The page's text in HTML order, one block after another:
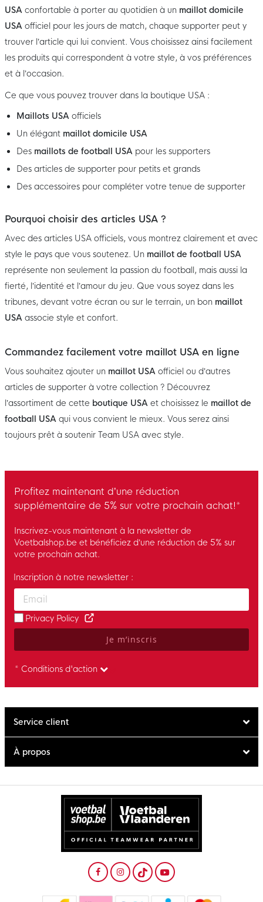
USA confortable à porter au quotidien à un maillot domicile
USA officiel pour les jours de match, chaque supporter peut y
trouver l’article qui lui convient. Vous choisissez ainsi facilement
les produits qui correspondent à votre style, à vos préférences
et à l’occasion.
Ce que vous pouvez trouver dans la boutique USA :
Maillots USA officiels
Un élégant maillot domicile USA
Des maillots de football USA pour les supporters
Des articles de supporter pour petits et grands
Des accessoires pour compléter votre tenue de supporter
Pourquoi choisir des articles USA ?
Avec des articles USA officiels, vous montrez clairement et avec
style le pays que vous soutenez. Un maillot de football USA
représente non seulement la passion du football, mais aussi la
fierté, l’identité et l’amour du jeu. Que vous soyez dans les
tribunes, devant votre écran ou sur le terrain, un bon maillot
USA associe style et confort.
Commandez facilement votre maillot USA en ligne
Vous souhaitez ajouter un maillot USA officiel ou d’autres
articles de supporter à votre collection ? Découvrez
l’assortiment de cette boutique USA et choisissez le maillot de
football USA qui vous convient le mieux. Vous serez ainsi
toujours prêt à soutenir Team USA avec style.
Profitez maintenant d’une réduction
supplémentaire de 5% sur votre prochain achat!*
Inscrivez-vous maintenant à la newsletter de
Voetbalshop.be et bénéficiez d’une réduction de 5% sur
votre prochain achat.
Enter your email and accept the privacy policy to subscribe to
Inscription à notre newsletter :
Privacy Policy
Je m’inscris
* Conditions d'action
Service client
À propos